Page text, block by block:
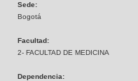
Sede:
Bogotá
Facultad:
2- FACULTAD DE MEDICINA
Dependencia: